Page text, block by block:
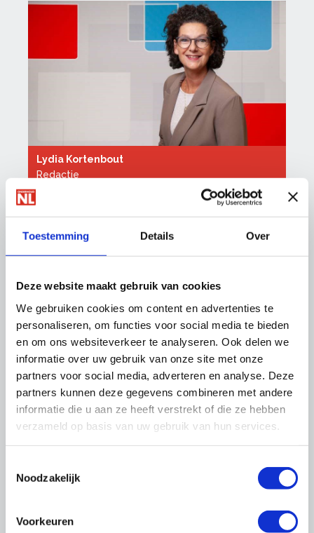
Toestemming Details Over
Deze website maakt gebruik van cookies
We gebruiken cookies om content en advertenties te
personaliseren, om functies voor social media te bieden
en om ons websiteverkeer te analyseren. Ook delen we
informatie over uw gebruik van onze site met onze
partners voor social media, adverteren en analyse. Deze
partners kunnen deze gegevens combineren met andere
informatie die u aan ze heeft verstrekt of die ze hebben
verzameld op basis van uw gebruik van hun services.
Noodzakelijk
Voorkeuren
Lydia Kortenbout
Redactie
l.kortenbout@onderhoudnl.nl
Volg ons op social media:
LinkedIn
Twitter
Facebook
Instagram
Youtube
Aanmelden nieuwsbrief